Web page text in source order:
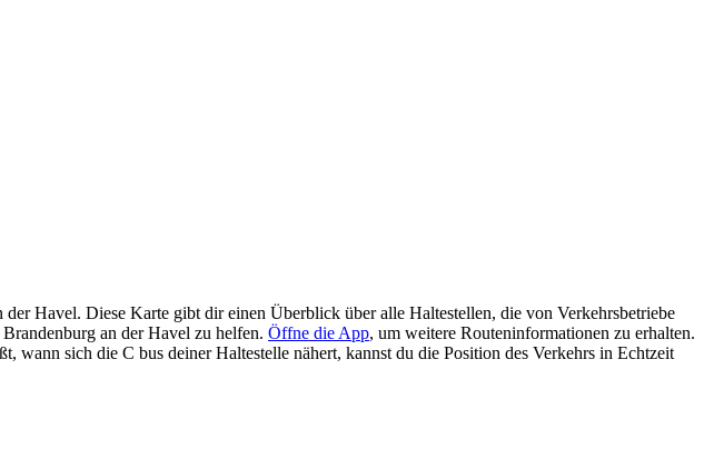
Havel. Diese Karte gibt dir einen Überblick über alle Haltestellen, die von Verkehrsbetriebe
an der Havel zu helfen. Öffne die App, um weitere Routeninformationen zu erhalten.
wann sich die C bus deiner Haltestelle nähert, kannst du die Position des Verkehrs in Echtzeit